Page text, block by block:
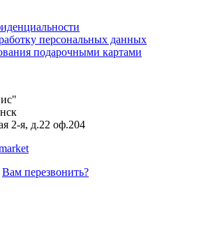
персональных данных
подарочными картами
2-я, д.22 оф.204
Вам перезвонить?